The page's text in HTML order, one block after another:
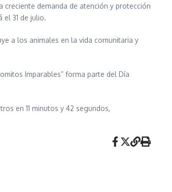
creciente demanda de atención y protección
el 31 de julio.
a los animales en la vida comunitaria y
Imparables” forma parte del Día
en 11 minutos y 42 segundos,